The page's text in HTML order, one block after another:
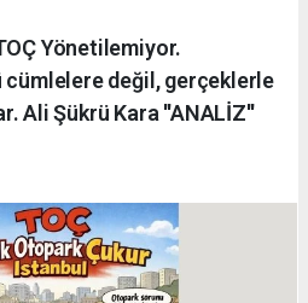
Yönetilemiyor.
cümlelere değil, gerçeklerle
Ali Şükrü Kara ''ANALİZ''